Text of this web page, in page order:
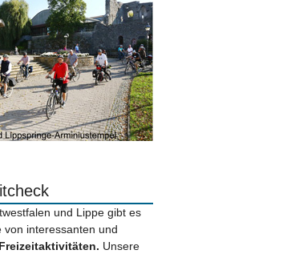
und Lippe gibt es
von interessanten und
Freizeitaktivitäten. Unsere